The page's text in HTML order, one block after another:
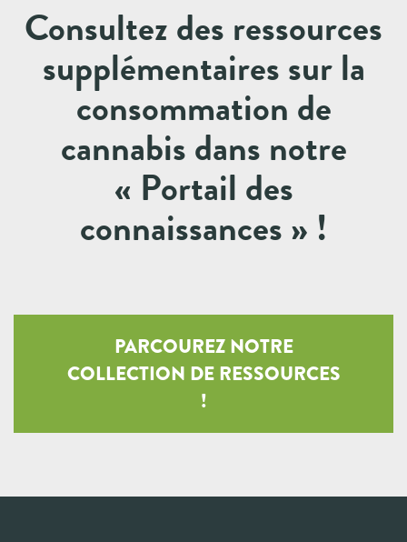
Consultez des ressources
supplémentaires sur la
consommation de
cannabis dans notre
« Portail des
connaissances » !
PARCOUREZ NOTRE
COLLECTION DE RESSOURCES
!